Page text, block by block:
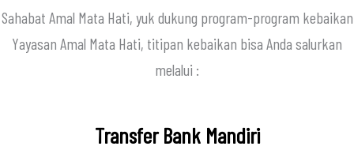
Sahabat Amal Mata Hati, yuk dukung program-program kebaikan
Yayasan Amal Mata Hati, titipan kebaikan bisa Anda salurkan
melalui :
Transfer Bank Mandiri